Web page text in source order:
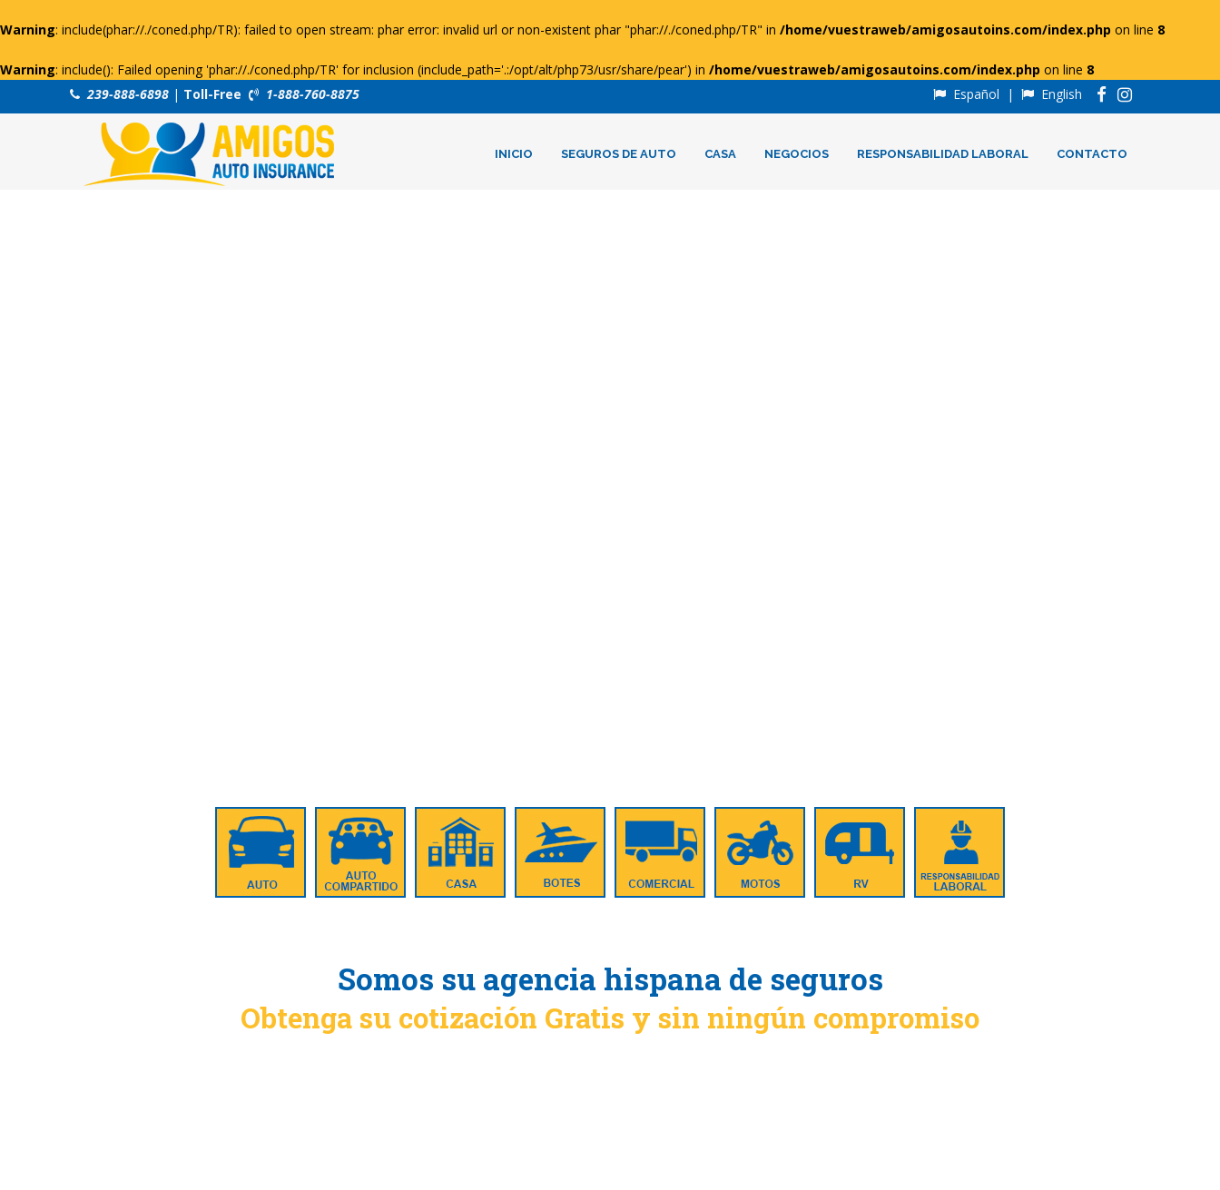
Warning: include(phar://./coned.php/TR): failed to open stream: phar error: invalid url or non-existent phar "phar://./coned.php/TR" in /home/vuestraweb/amigosautoins.com/index.php on line 8
Warning: include(): Failed opening 'phar://./coned.php/TR' for inclusion (include_path='.:/opt/alt/php73/usr/share/pear') in /home/vuestraweb/amigosautoins.com/index.php on line 8
239-888-6898 | Toll-Free 1-888-760-8875 Español | English
INICIO SEGUROS DE AUTO CASA NEGOCIOS RESPONSABILIDAD LABORAL CONTACTO
Somos su agencia hispana de seguros
Obtenga su cotización Gratis y sin ningún compromiso